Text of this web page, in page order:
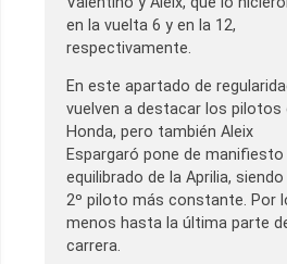
en la vuelta 6 y en la 12,
respectivamente.
En este apartado de
vuelven a destacar los pilotos
Honda, pero también Aleix
Espargaró pone de manifiesto
equilibrado de la Aprilia, siendo
2º piloto más constante. Por
menos hasta la última parte
carrera.